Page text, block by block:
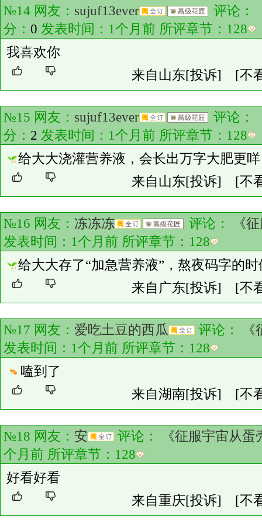
№14 网友： sujuf13ever 评论：
分： 0 发表时间：1个月前 所评章节： 128
我喜欢你
来自山东[投诉] [不
№15 网友： sujuf13ever 评论：
分： 2 发表时间：1个月前 所评章节： 128
给大大浇灌营养液，会长出万字大肥更
来自山东[投诉] [不
№16 网友： 冻冻冻 评论：
《
发表时间：1个月前 所评章节： 128
给大大存了“加急营养液”，熬夜码字的
来自广东[投诉] [不
№17 网友： 爱吃土豆的西瓜 评论：
发表时间：1个月前 所评章节： 128
嗑到了
来自湖南[投诉] [不
№18 网友： 安 评论：
《征服宇宙从蛋
个月前 所评章节： 128
好看好看
来自重庆[投诉] [不